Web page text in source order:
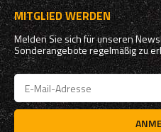
MITGLIED WERDEN
Melden Sie sich für unseren
Sonderangebote regelmäßig zu